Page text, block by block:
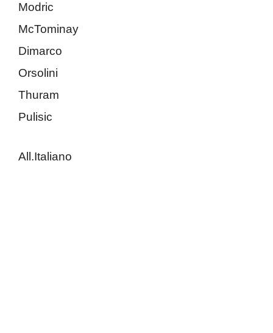
Modric
McTominay
Dimarco
Orsolini
Thuram
Pulisic
All.Italiano